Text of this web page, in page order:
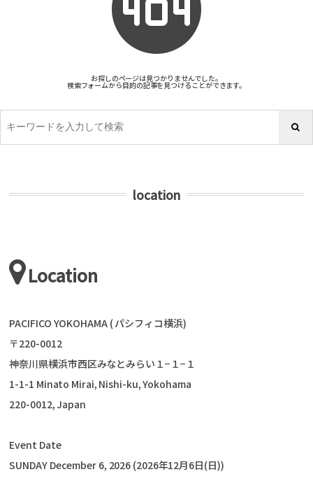
お探しのページは見つかりませんでした。
検索フォームから目的の記事を見つけることができます。
location
Location
PACIFICO YOKOHAMA ( パシフィコ横浜)
〒220-0012
神奈川県横浜市西区みなとみらい１−１−１
1-1-1 Minato Mirai, Nishi-ku, Yokohama
220-0012, Japan
Event Date
SUNDAY December 6, 2026 (2026年12月6日(日))